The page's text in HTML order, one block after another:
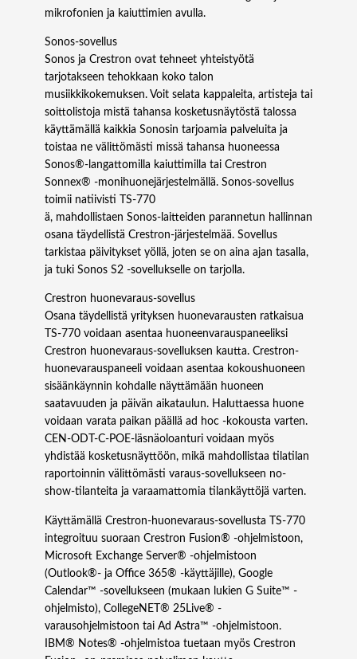
mikrofonien ja kaiuttimien avulla.
Sonos-sovellus
Sonos ja Crestron ovat tehneet yhteistyötä
tarjotakseen tehokkaan koko talon
musiikkikokemuksen. Voit selata kappaleita, artisteja tai
soittolistoja mistä tahansa kosketusnäytöstä talossa
käyttämällä kaikkia Sonosin tarjoamia palveluita ja
toistaa ne välittömästi missä tahansa huoneessa
Sonos®-langattomilla kaiuttimilla tai Crestron
Sonnex® -monihuonejärjestelmällä. Sonos-sovellus
toimii natiivisti TS‑770
ä, mahdollistaen Sonos-laitteiden parannetun hallinnan
osana täydellistä Crestron-järjestelmää. Sovellus
tarkistaa päivitykset yöllä, joten se on aina ajan tasalla,
ja tuki Sonos S2 -sovellukselle on tarjolla.
Crestron huonevaraus-sovellus
Osana täydellistä yrityksen huonevarausten ratkaisua
TS‑770 voidaan asentaa huoneenvarauspaneeliksi
Crestron huonevaraus-sovelluksen kautta. Crestron-
huonevarauspaneeli voidaan asentaa kokoushuoneen
sisäänkäynnin kohdalle näyttämään huoneen
saatavuuden ja päivän aikataulun. Haluttaessa huone
voidaan varata paikan päällä ad hoc -kokousta varten.
CEN‑ODT‑C‑POE-läsnäoloanturi voidaan myös
yhdistää kosketusnäyttöön, mikä mahdollistaa tilatilan
raportoinnin välittömästi varaus-sovellukseen no-
show-tilanteita ja varaamattomia tilankäyttöjä varten.
Käyttämällä Crestron-huonevaraus-sovellusta TS‑770
integroituu suoraan Crestron Fusion® -ohjelmistoon,
Microsoft Exchange Server® -ohjelmistoon
(Outlook®- ja Office 365® -käyttäjille), Google
Calendar™ -sovellukseen (mukaan lukien G Suite™ -
ohjelmisto), CollegeNET® 25Live® -
varausohjelmistoon tai Ad Astra™ -ohjelmistoon.
IBM® Notes® -ohjelmistoa tuetaan myös Crestron